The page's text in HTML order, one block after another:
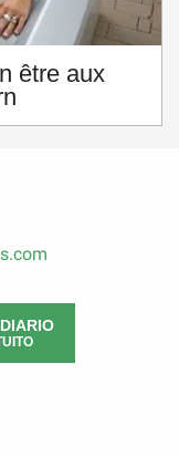
être aux